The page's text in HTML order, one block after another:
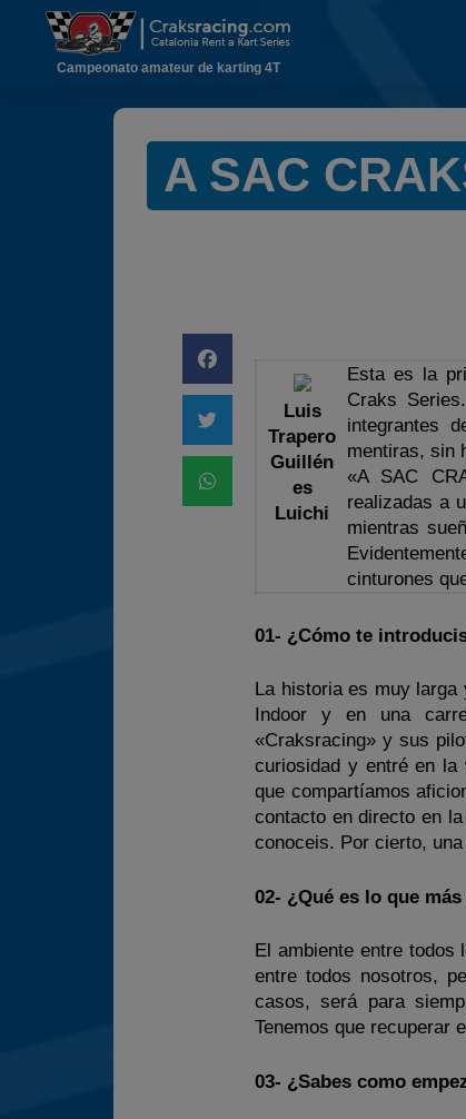
Campeonato amateur de karting 4T
A SAC
Luis
Trapero
Guillén
es
Luichi
Esta es la
Craks
integrantes
mentiras, sin
«A SAC
realizadas a
mientras
cinturones
01- ¿Cómo te
La historia es muy larga
Indoor y en una
«Craksracing» y sus
curiosidad y entré en
que compartíamos
contacto en directo en
conoceis. Por cierto,
02- ¿Qué es lo que
El ambiente entre todos
entre todos nosotros,
casos, será para
Tenemos que recuperar
03- ¿Sabes como